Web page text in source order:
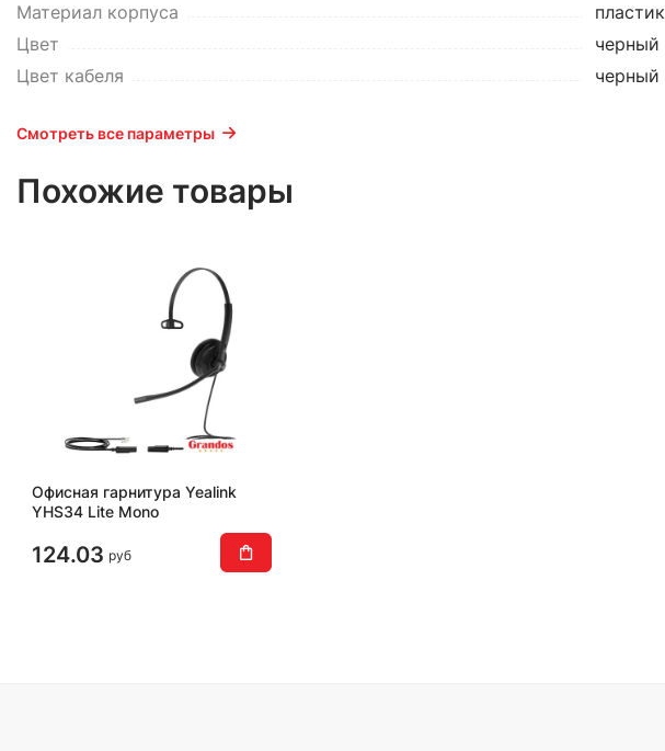
Материал корпуса
пластик
Цвет
черный
Цвет кабеля
черный
Смотреть все параметры
Похожие товары
Офисная гарнитура Yealink
YHS34 Lite Mono
124.03 руб